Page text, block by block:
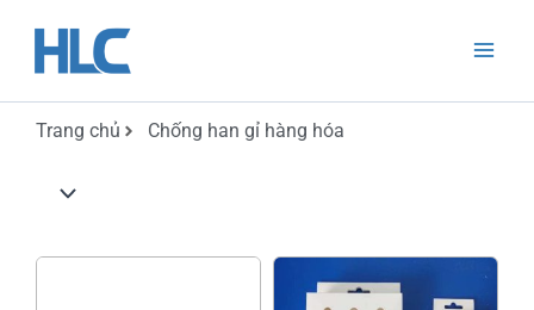
Trang chủ Chống han gỉ hàng hóa